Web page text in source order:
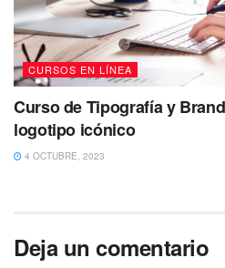
CURSOS EN LÍNEA
Curso de Tipografía y
logotipo icónico
4 OCTUBRE, 2023
Deja un comentario